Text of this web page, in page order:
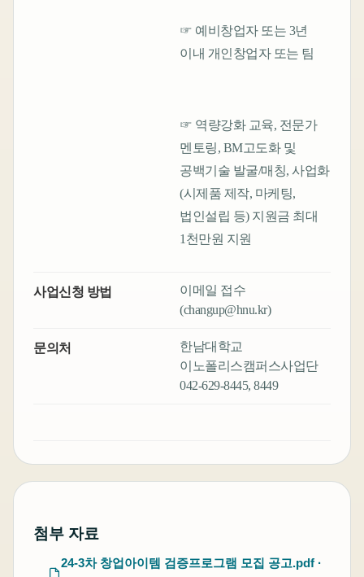
☞ 예비창업자 또는 3년
이내 개인창업자 또는 팀
☞ 역량강화 교육, 전문가
멘토링, BM고도화 및
공백기술 발굴/매칭, 사업화
(시제품 제작, 마케팅,
법인설립 등) 지원금 최대
1천만원 지원
사업신청 방법
이메일 접수
(changup@hnu.kr)
문의처
한남대학교
이노폴리스캠퍼스사업단
042-629-8445, 8449
첨부 자료
24-3차 창업아이템 검증프로그램 모집 공고.pdf ·